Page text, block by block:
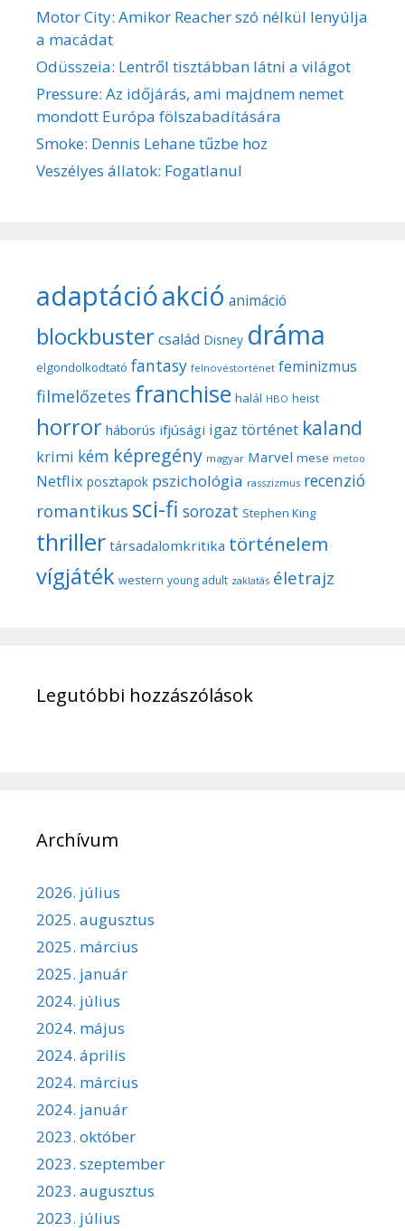
Motor City: Amikor Reacher szó nélkül lenyúlja
a macádat
Odüsszeia: Lentről tisztábban látni a világot
Pressure: Az időjárás, ami majdnem nemet
mondott Európa fölszabadítására
Smoke: Dennis Lehane tűzbe hoz
Veszélyes állatok: Fogatlanul
adaptációakció animáció
blockbustercsalád Disney dráma
elgondolkodtató fantasy felnövéstörténet feminizmus
filmelőzetes franchise halál HBO heist
horror háborús ifjúsági igaz történet kaland
krimi kém képregény magyar Marvel mese metoo
Netflix posztapok pszichológia rasszizmus recenzió
romantikus sci-fi sorozat Stephen King
thriller társadalomkritika történelem
vígjáték western young adult zaklatás életrajz
Legutóbbi hozzászólások
Archívum
2026. július
2025. augusztus
2025. március
2025. január
2024. július
2024. május
2024. április
2024. március
2024. január
2023. október
2023. szeptember
2023. augusztus
2023. július